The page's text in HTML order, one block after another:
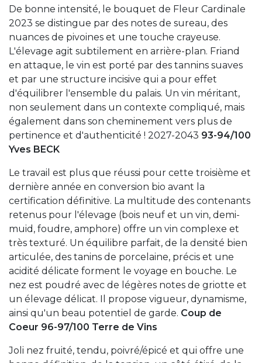
De bonne intensité, le bouquet de Fleur Cardinale
2023 se distingue par des notes de sureau, des
nuances de pivoines et une touche crayeuse.
L'élevage agit subtilement en arrière-plan. Friand
en attaque, le vin est porté par des tannins suaves
et par une structure incisive qui a pour effet
d'équilibrer l'ensemble du palais. Un vin méritant,
non seulement dans un contexte compliqué, mais
également dans son cheminement vers plus de
pertinence et d'authenticité ! 2027-2043 93-94/100
Yves BECK
Le travail est plus que réussi pour cette troisième et
dernière année en conversion bio avant la
certification définitive. La multitude des contenants
retenus pour l'élevage (bois neuf et un vin, demi-
muid, foudre, amphore) offre un vin complexe et
très texturé. Un équilibre parfait, de la densité bien
articulée, des tanins de porcelaine, précis et une
acidité délicate forment le voyage en bouche. Le
nez est poudré avec de légères notes de griotte et
un élevage délicat. Il propose vigueur, dynamisme,
ainsi qu'un beau potentiel de garde. Coup de
Coeur 96-97/100 Terre de Vins
Joli nez fruité, tendu, poivré/épicé et qui offre une